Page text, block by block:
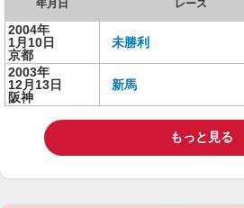
年月日 レース
2004年
1月10日
京都
未勝利
2003年
12月13日
阪神
新馬
もっと見る